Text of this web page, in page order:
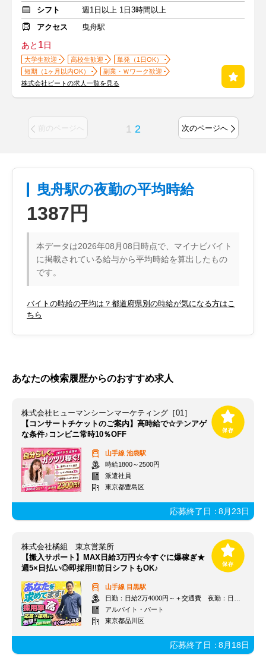
シフト
週1日以上 1日3時間以上
アクセス
曳舟駅
あと 1日
大学生歓迎 高校生歓迎
単発（1日OK）
短期（1ヶ月以内OK）
副業・Ｗワーク歓迎
株式会社ビートの求人一覧を見る
前のページへ 1 2 次のページへ
曳舟駅の夜勤の平均時給
1387円
本データは2026年08月08日時点で、マイナビバイト
に掲載されている給与から平均時給を算出したもの
です。
バイトの時給の平均は？都道府県別の時給が気になる方はこ
ちら
あなたの検索履歴からのおすすめ求人
株式会社ヒューマンシーンマーケティング［01］
【コンサートチケットのご案内】高時給で☆テンアゲ
な条件♪コンビニ常時10％OFF
山手線 池袋駅
時給1800～2500円
派遣社員
東京都豊島区
応募終了日：8月23日
株式会社橘組 東京営業所
【搬入サポート】MAX日給3万円☆今すぐに爆稼ぎ★
週5×日払い◎即採用!!前日シフトもOK♪
山手線 目黒駅
日勤：日給2万4000円～＋交通費 夜勤：日給3万円～＋交通費
アルバイト・パート
東京都品川区
応募終了日：8月18日